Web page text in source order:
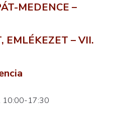
MEDENCE –
EMLÉKEZET – VII.
10:00-17:30